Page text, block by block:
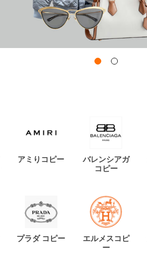
アミりコピー
バレンシアガ
コピー
プラダ コピー
エルメスコピ
ー